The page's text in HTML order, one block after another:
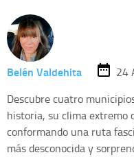
Belén Valdehita
24
Descubre cuatro
historia, su clima extremo
conformando una ruta
más desconocida y